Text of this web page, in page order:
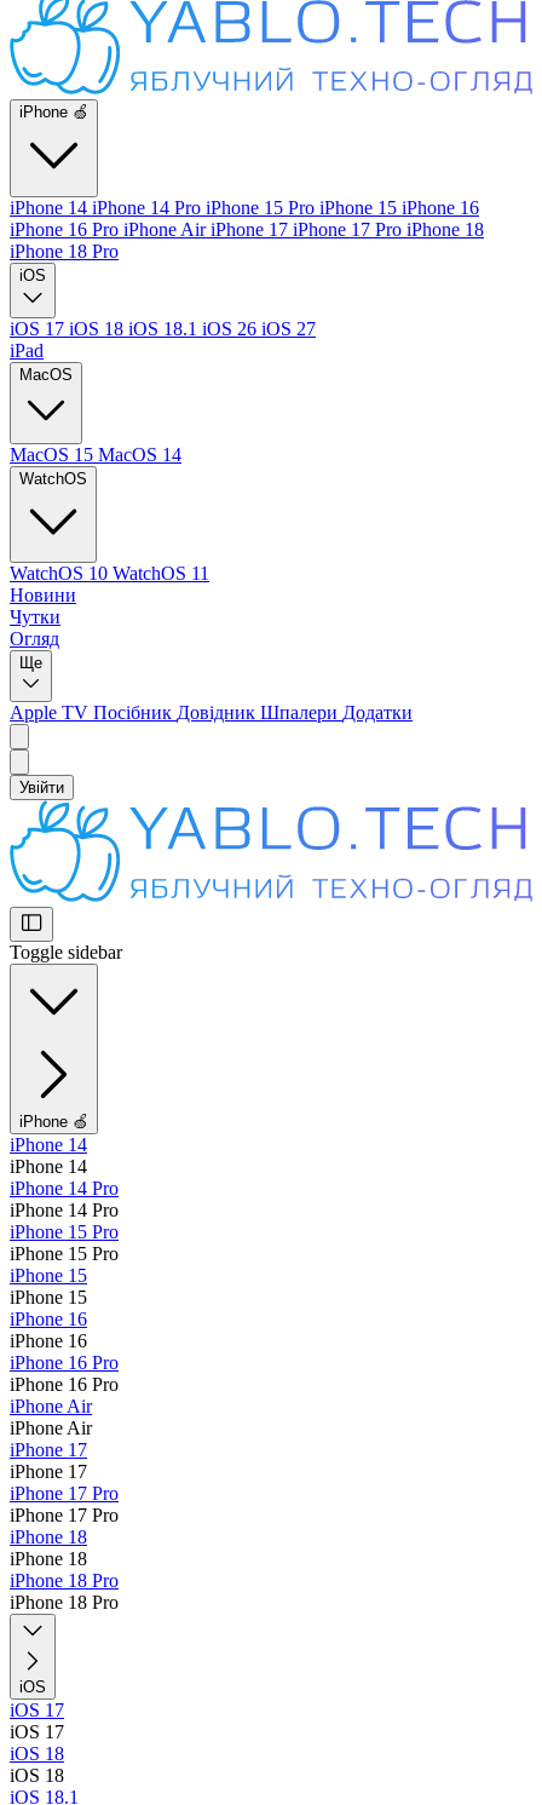
iPhone 🍏
iPhone 14 iPhone 14 Pro iPhone 15 Pro iPhone 15 iPhone 16
iPhone 16 Pro iPhone AiriPhone 17 iPhone 17 Pro iPhone 18
iPhone 18 Pro
iOS
iOS 17 iOS 18 iOS 18.1 iOS 26 iOS 27
iPad
MacOS
MacOS 15 MacOS 14
WatchOS
WatchOS 10 WatchOS 11
Новини
Чутки
Огляд
Ще
Apple TV Посібник Довідник Шпалери Додатки
Увійти
Toggle sidebar
iPhone 🍏
iPhone 14
iPhone 14
iPhone 14 Pro
iPhone 14 Pro
iPhone 15 Pro
iPhone 15 Pro
iPhone 15
iPhone 15
iPhone 16
iPhone 16
iPhone 16 Pro
iPhone 16 Pro
iPhone Air
iPhone Air
iPhone 17
iPhone 17
iPhone 17 Pro
iPhone 17 Pro
iPhone 18
iPhone 18
iPhone 18 Pro
iPhone 18 Pro
iOS
iOS 17
iOS 17
iOS 18
iOS 18
iOS 18.1